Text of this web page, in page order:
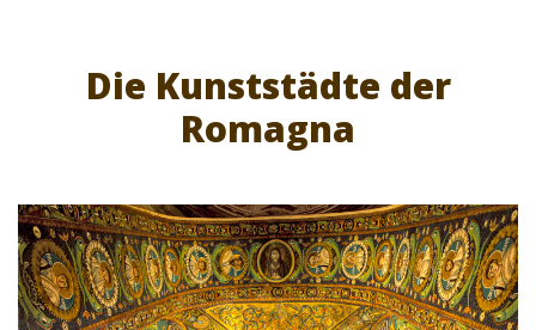
Die Kunststädte der
Romagna